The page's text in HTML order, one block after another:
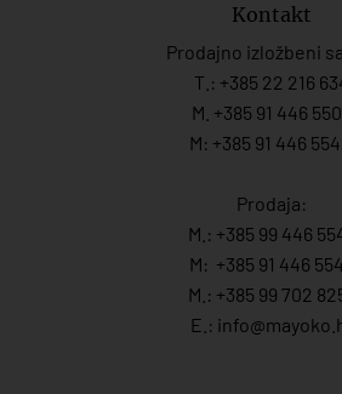
Kontakt
Prodajno izložbeni
T.: +385 22 216
M. +385 91 446
M: +385 91 446
Prodaja:
M.: +385 99 446
M: +385 91 446 554
M.: +385 99 702
E.: info@mayoko.